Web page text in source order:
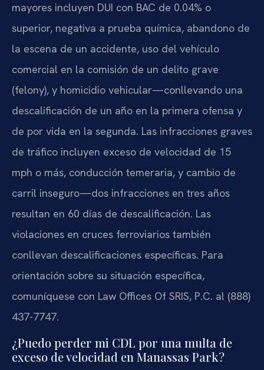
mayores incluyen DUI con BAC de 0.04% o
superior, negativa a prueba química, abandono de
la escena de un accidente, uso del vehículo
comercial en la comisión de un delito grave
(felony), y homicidio vehicular—conllevando una
descalificación de un año en la primera ofensa y
de por vida en la segunda. Las infracciones graves
de tráfico incluyen exceso de velocidad de 15
mph o más, conducción temeraria, y cambio de
carril inseguro—dos infracciones en tres años
resultan en 60 días de descalificación. Las
violaciones en cruces ferroviarios también
conllevan descalificaciones específicas. Para
orientación sobre su situación específica,
comuníquese con Law Offices Of SRIS, P.C. al (888)
437-7747.
¿Puedo perder mi CDL por una multa de
exceso de velocidad en Manassas Park?